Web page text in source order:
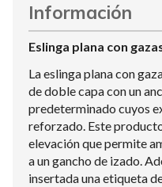
Información
Eslinga plana con
La eslinga plana con
de doble capa con un
predeterminado cuyos
reforzado. Este
elevación que permite
a un gancho de izado.
insertada una etiqueta